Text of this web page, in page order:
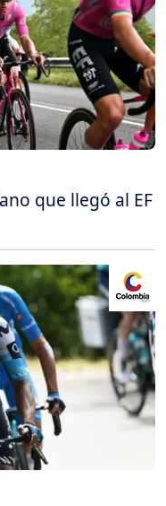
que llegó al EF